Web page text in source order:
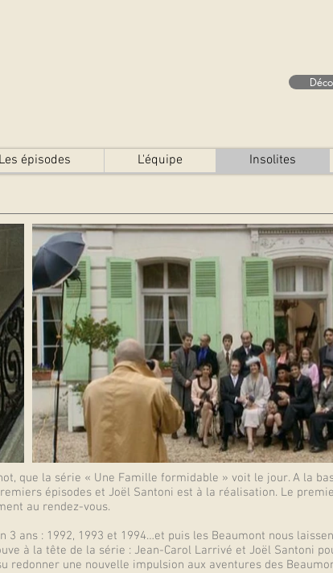
Les épisodes L'équipe Insolites
que la série « Une Famille formidable » voit le jour. A la
épisodes et Joël Santoni est à la réalisation. Le
au rendez-vous.
ans : 1992, 1993 et 1994…et puis les Beaumont nous
à la tête de la série : Jean-Carol Larrivé et Joël Santoni
redonner une nouvelle impulsion aux aventures des